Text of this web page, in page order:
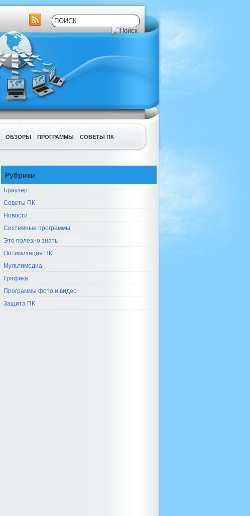
ОБЗОРЫ ПРОГРАММЫ СОВЕТЫ ПК
Рубрики
Браузер
Советы ПК
Новости
Системные программы
Это полезно знать
Оптимизация ПК
Мультимедиа
Графика
Программы фото и видео
Защита ПК